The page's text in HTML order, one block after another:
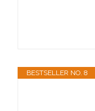
BESTSELLER NO. 8